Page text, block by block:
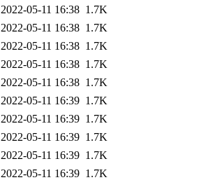
2022-05-11 16:38 1.7K
2022-05-11 16:38 1.7K
2022-05-11 16:38 1.7K
2022-05-11 16:38 1.7K
2022-05-11 16:38 1.7K
2022-05-11 16:39 1.7K
2022-05-11 16:39 1.7K
2022-05-11 16:39 1.7K
2022-05-11 16:39 1.7K
2022-05-11 16:39 1.7K